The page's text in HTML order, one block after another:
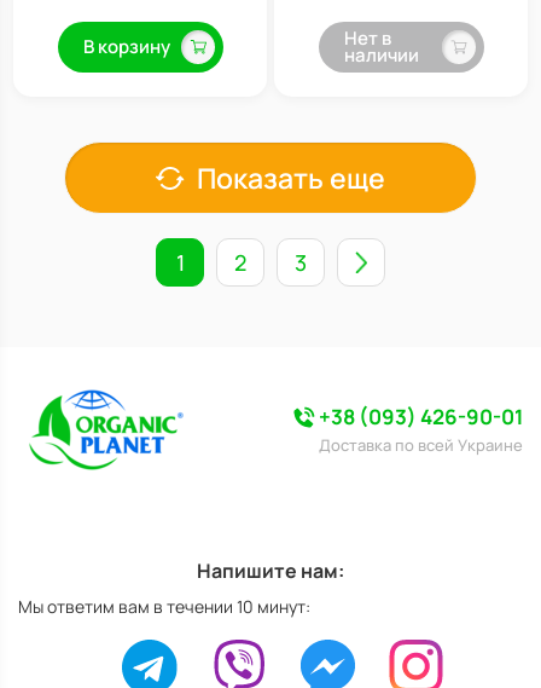
В корзину Нет в
наличии
Показать еще
1 2 3
+38 (093) 426-90-01
Доставка по всей Украине
Напишите нам:
Мы ответим вам в течении 10 минут: